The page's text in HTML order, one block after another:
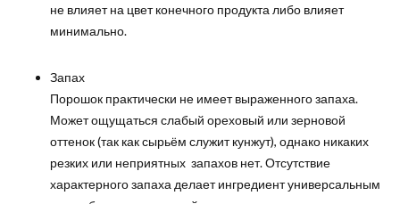
не влияет на цвет конечного продукта либо влияет
минимально.
Запах
Порошок практически не имеет выраженного запаха.
Может ощущаться слабый ореховый или зерновой
оттенок (так как сырьём служит кунжут), однако никаких
резких или неприятных запахов нет. Отсутствие
характерного запаха делает ингредиент универсальным